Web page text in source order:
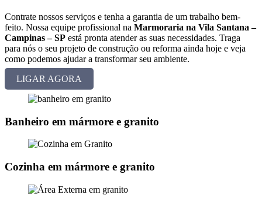
Contrate nossos serviços e tenha a garantia de um trabalho bem-
feito. Nossa equipe profissional na Marmoraria na Vila Santana –
Campinas – SP está pronta atender as suas necessidades. Traga
para nós o seu projeto de construção ou reforma ainda hoje e veja
como podemos ajudar a transformar seu ambiente.
LIGAR AGORA
Banheiro em mármore e granito
Cozinha em mármore e granito